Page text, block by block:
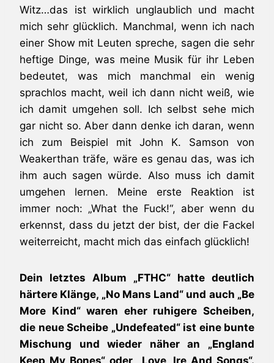
Witz…das ist wirklich unglaublich und macht
mich sehr glücklich. Manchmal, wenn ich nach
einer Show mit Leuten spreche, sagen die sehr
heftige Dinge, was meine Musik für ihr Leben
bedeutet, was mich manchmal ein wenig
sprachlos macht, weil ich dann nicht weiß, wie
ich damit umgehen soll. Ich selbst sehe mich
gar nicht so. Aber dann denke ich daran, wenn
ich zum Beispiel mit John K. Samson von
Weakerthan träfe, wäre es genau das, was ich
ihm auch sagen würde. Also muss ich damit
umgehen lernen. Meine erste Reaktion ist
immer noch: „What the Fuck!“, aber wenn du
erkennst, dass du jetzt der bist, der die Fackel
weiterreicht, macht mich das einfach glücklich!
Dein letztes Album „FTHC“ hatte deutlich
härtere Klänge, „No Mans Land“ und auch „Be
More Kind“ waren eher ruhigere Scheiben,
die neue Scheibe „Undefeated“ ist eine bunte
Mischung und wieder näher an „England
Keep My Bones“ oder „Love, Ire And Songs“.